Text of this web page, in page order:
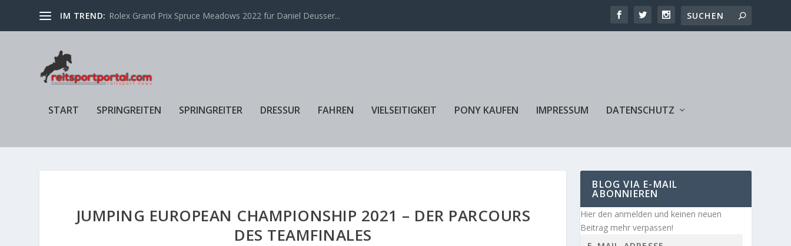
IM TREND: Rolex Grand Prix Spruce Meadows 2022 für Daniel Deusser...
START SPRINGREITEN SPRINGREITER DRESSUR FAHREN VIELSEITIGKEIT PONY KAUFEN IMPRESSUM DATENSCHUTZ
JUMPING EUROPEAN CHAMPIONSHIP 2021 – DER PARCOURS
DES TEAMFINALES
BLOG VIA E-MAIL
ABONNIEREN
Hier den anmelden und keinen neuen
Beitrag mehr verpassen!